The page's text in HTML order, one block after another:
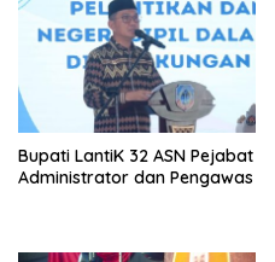
Bupati LantiK 32 ASN Pejabat
Administrator dan Pengawas